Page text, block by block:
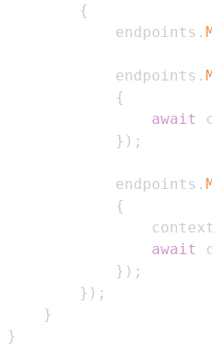
{
            endpoints
.
            endpoints
.
{
await
} ) ;
            endpoints
.
{
                context
await
} ) ;
} ) ;
}
}